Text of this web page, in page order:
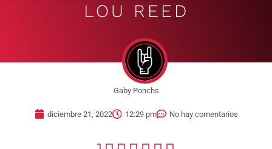
LOU REED
Gaby Ponchs
diciembre 21, 2022 12:29 pm No hay comentarios